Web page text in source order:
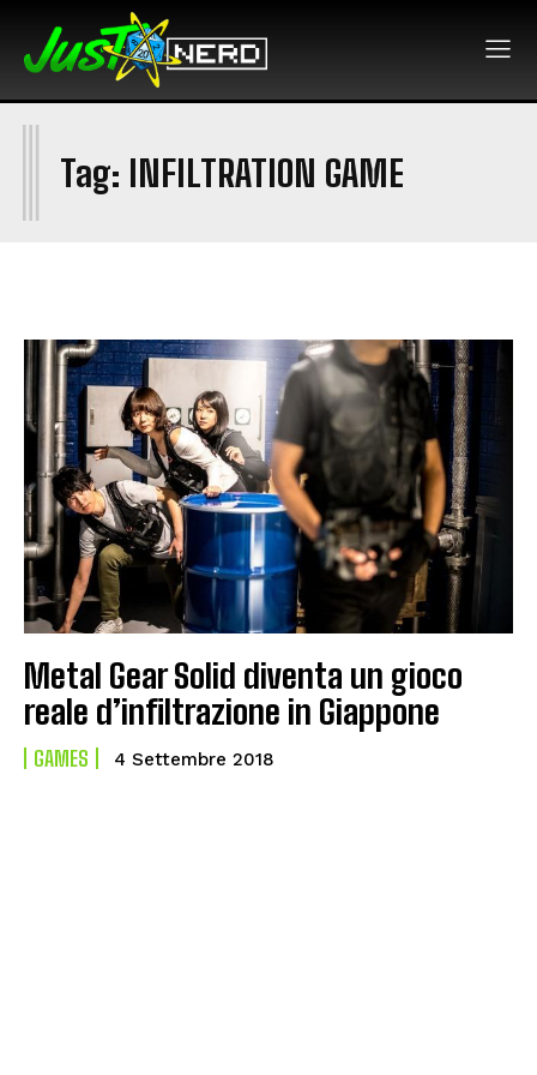
Tag: INFILTRATION GAME
I
Metal Gear Solid diventa un gioco
reale d’infiltrazione in Giappone
GAMES 4 Settembre 2018